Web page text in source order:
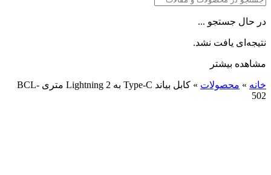
در حال جستجو ...
نتیجه‌ای یافت نشد.
مشاهده بیشتر
خانه » محصولات »
کابل بیاند Type-C به Lightning 2 متری BCL-
502